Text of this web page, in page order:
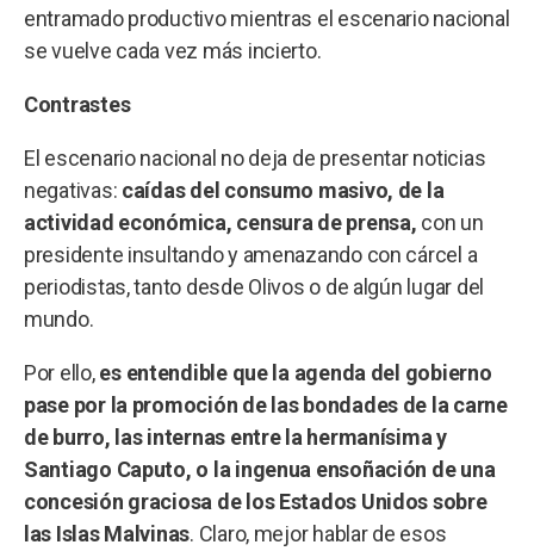
entramado productivo mientras el escenario nacional
se vuelve cada vez más incierto.
Contrastes
El escenario nacional no deja de presentar noticias
negativas: caídas del consumo masivo, de la
actividad económica, censura de prensa, con un
presidente insultando y amenazando con cárcel a
periodistas, tanto desde Olivos o de algún lugar del
mundo.
Por ello,es entendible que la agenda del gobierno
pase por la promoción de las bondades de la carne
de burro, las internas entre la hermanísima y
Santiago Caputo, o la ingenua ensoñación de una
concesión graciosa de los Estados Unidos sobre
las Islas Malvinas. Claro, mejor hablar de esos